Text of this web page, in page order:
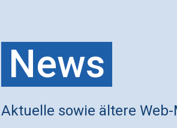
News
Aktuelle sowie ältere